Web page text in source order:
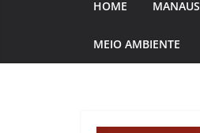
HOME MANAUS
MEIO AMBIENTE